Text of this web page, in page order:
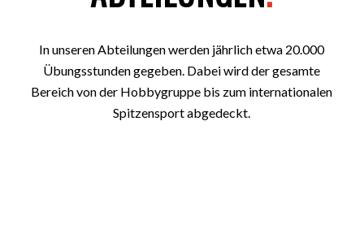
In unseren Abteilungen werden jährlich etwa 20.000
Übungsstunden gegeben. Dabei wird der gesamte
Bereich von der Hobbygruppe bis zum internationalen
Spitzensport abgedeckt.